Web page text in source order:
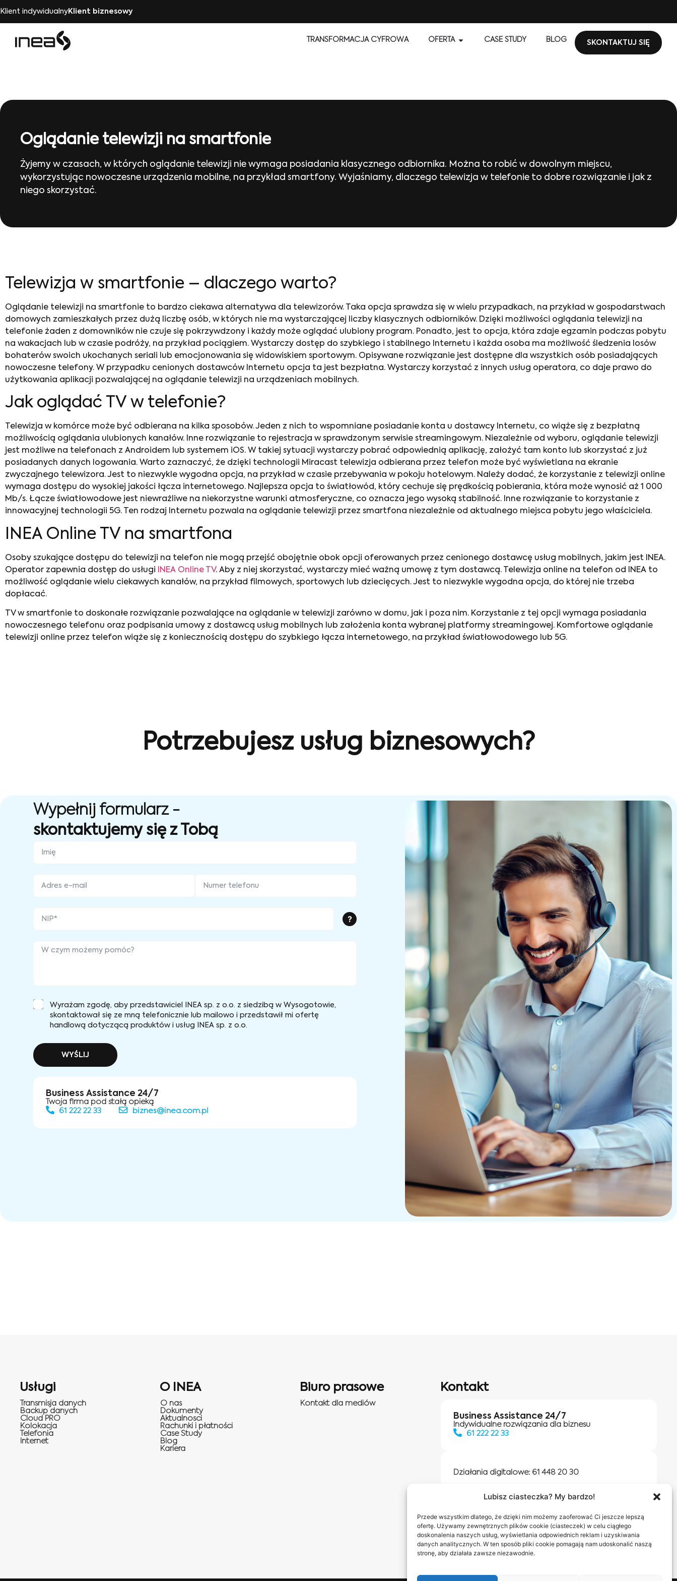
Lubisz ciasteczka? My bardzo!
Przede wszystkim dlatego, że dzięki nim możemy zaoferować Ci jeszcze lepszą
ofertę. Używamy zewnętrznych plików cookie (ciasteczek) w celu ciągłego
doskonalenia naszych usług, wyświetlania odpowiednich reklam i uzyskiwania
danych analitycznych. W ten sposób pliki cookie pomagają nam udoskonalić naszą
stronę, aby działała zawsze niezawodnie.
Klient indywidualnyKlient biznesowy
TRANSFORMACJA CYFROWA OFERTA CASE STUDY BLOG SKONTAKTUJ SIĘ
Oglądanie telewizji na smartfonie
Żyjemy w czasach, w których oglądanie telewizji nie wymaga posiadania klasycznego odbiornika. Można to robić w dowolnym miejscu,
wykorzystując nowoczesne urządzenia mobilne, na przykład smartfony. Wyjaśniamy, dlaczego telewizja w telefonie to dobre rozwiązanie i jak z
niego skorzystać.
Telewizja w smartfonie – dlaczego warto?
Oglądanie telewizji na smartfonie to bardzo ciekawa alternatywa dla telewizorów. Taka opcja sprawdza się w wielu przypadkach, na przykład w gospodarstwach
domowych zamieszkałych przez dużą liczbę osób, w których nie ma wystarczającej liczby klasycznych odbiorników. Dzięki możliwości oglądania telewizji na
telefonie żaden z domowników nie czuje się pokrzywdzony i każdy może oglądać ulubiony program. Ponadto, jest to opcja, która zdaje egzamin podczas pobytu
na wakacjach lub w czasie podróży, na przykład pociągiem. Wystarczy dostęp do szybkiego i stabilnego Internetu i każda osoba ma możliwość śledzenia losów
bohaterów swoich ukochanych seriali lub emocjonowania się widowiskiem sportowym. Opisywane rozwiązanie jest dostępne dla wszystkich osób posiadających
nowoczesne telefony. W przypadku cenionych dostawców Internetu opcja ta jest bezpłatna. Wystarczy korzystać z innych usług operatora, co daje prawo do
użytkowania aplikacji pozwalającej na oglądanie telewizji na urządzeniach mobilnych.
Jak oglądać TV w telefonie?
Telewizja w komórce może być odbierana na kilka sposobów. Jeden z nich to wspomniane posiadanie konta u dostawcy Internetu, co wiąże się z bezpłatną
możliwością oglądania ulubionych kanałów. Inne rozwiązanie to rejestracja w sprawdzonym serwisie streamingowym. Niezależnie od wyboru, oglądanie telewizji
jest możliwe na telefonach z Androidem lub systemem iOS. W takiej sytuacji wystarczy pobrać odpowiednią aplikację, założyć tam konto lub skorzystać z już
posiadanych danych logowania. Warto zaznaczyć, że dzięki technologii Miracast telewizja odbierana przez telefon może być wyświetlana na ekranie
zwyczajnego telewizora. Jest to niezwykle wygodna opcja, na przykład w czasie przebywania w pokoju hotelowym. Należy dodać, że korzystanie z telewizji online
wymaga dostępu do wysokiej jakości łącza internetowego. Najlepsza opcja to światłowód, który cechuje się prędkością pobierania, która może wynosić aż 1 000
Mb/s. Łącze światłowodowe jest niewrażliwe na niekorzystne warunki atmosferyczne, co oznacza jego wysoką stabilność. Inne rozwiązanie to korzystanie z
innowacyjnej technologii 5G. Ten rodzaj Internetu pozwala na oglądanie telewizji przez smartfona niezależnie od aktualnego miejsca pobytu jego właściciela.
INEA Online TV na smartfona
Osoby szukające dostępu do telewizji na telefon nie mogą przejść obojętnie obok opcji oferowanych przez cenionego dostawcę usług mobilnych, jakim jest INEA.
Operator zapewnia dostęp do usługi
INEA Online TV. Aby z niej skorzystać, wystarczy mieć ważną umowę z tym dostawcą. Telewizja online na telefon od INEA to
możliwość oglądanie wielu ciekawych kanałów, na przykład filmowych, sportowych lub dziecięcych. Jest to niezwykle wygodna opcja, do której nie trzeba
dopłacać.
TV w smartfonie to doskonałe rozwiązanie pozwalające na oglądanie w telewizji zarówno w domu, jak i poza nim. Korzystanie z tej opcji wymaga posiadania
nowoczesnego telefonu oraz podpisania umowy z dostawcą usług mobilnych lub założenia konta wybranej platformy streamingowej. Komfortowe oglądanie
telewizji online przez telefon wiąże się z koniecznością dostępu do szybkiego łącza internetowego, na przykład światłowodowego lub 5G.
Potrzebujesz usług biznesowych?
Wypełnij formularz -
skontaktujemy się z Tobą
?
Wyrażam zgodę, aby przedstawiciel INEA sp. z o.o. z siedzibą w Wysogotowie,
skontaktował się ze mną telefonicznie lub mailowo i przedstawił mi ofertę
handlową dotyczącą produktów i usług INEA sp. z o.o.
WYŚLIJ
Business Assistance 24/7
Twoja firma pod stałą opieką
61 222 22 33
biznes@inea.com.pl
Usługi
Transmisja danych
Backup danych
Cloud PRO
Kolokacja
Telefonia
Internet
O INEA
O nas
Dokumenty
Aktualnosci
Rachunki i płatności
Case Study
Blog
Kariera
Biuro prasowe
Kontakt dla mediów
Kontakt
Business Assistance 24/7
Indywidualne rozwiązania dla biznesu
61 222 22 33
Działania digitalowe: 61 448 20 30
Salony INEA Napisz do nas